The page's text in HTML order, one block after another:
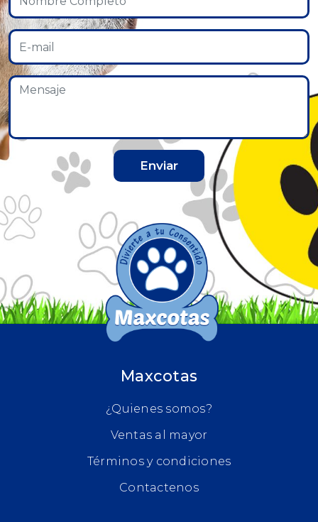
Enviar
Maxcotas
¿Quienes somos?
Ventas al mayor
Términos y condiciones
Contactenos